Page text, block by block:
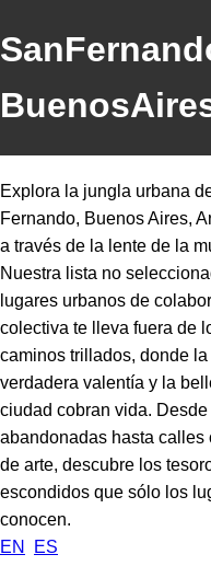
Explora la jungla urbana
Fernando, Buenos Aires,
a través de la lente de la
Nuestra lista no
lugares urbanos de
colectiva te lleva fuera de
caminos trillados, donde la
verdadera valentía y la
ciudad cobran vida.
abandonadas hasta calles
de arte, descubre los
escondidos que sólo los
conocen.
EN
ES